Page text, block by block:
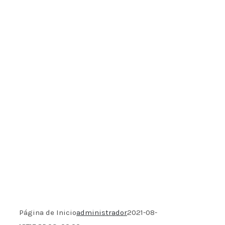
Página de Inicioadministrador2021-08-